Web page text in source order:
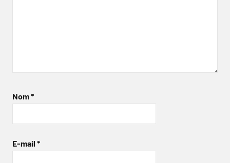
Nom*
E-mail *